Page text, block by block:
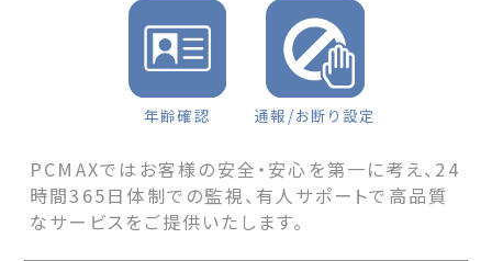
年齢確認 通報/お断り設定
PCMAXではお客様の安全・安心を第一に考え、24
時間365日体制での監視、有人サポートで高品質
なサービスをご提供いたします。